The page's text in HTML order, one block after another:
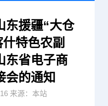
东援疆“大仓
特色农副
东省电子商
会的通知
来源：本站